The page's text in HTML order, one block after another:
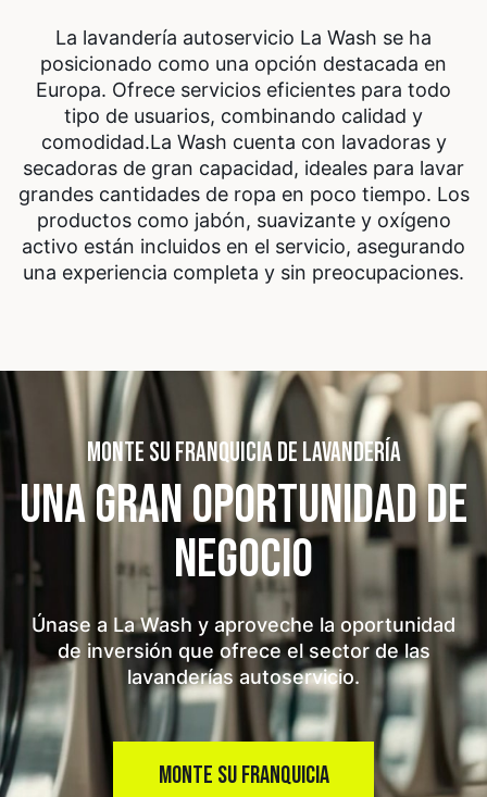
La lavandería autoservicio La Wash se ha
posicionado como una opción destacada en
Europa. Ofrece servicios eficientes para todo
tipo de usuarios, combinando calidad y
comodidad.La Wash cuenta con lavadoras y
secadoras de gran capacidad, ideales para lavar
grandes cantidades de ropa en poco tiempo. Los
productos como jabón, suavizante y oxígeno
activo están incluidos en el servicio, asegurando
una experiencia completa y sin preocupaciones.
MONTE SU FRANQUICIA DE LAVANDERÍA
UNA GRAN OPORTUNIDADDE
NEGOCIO
Únase a La Wash y aproveche la oportunidad
de inversión que ofrece el sector de las
lavanderías autoservicio.
MONTE SU FRANQUICIA